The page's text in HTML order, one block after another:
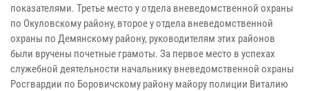
показателями. Третье место у отдела вневедомственной охраны
по Окуловскому району, второе у отдела вневедомственной
охраны по Демянскому району, руководителям этих районов
были вручены почетные грамоты. За первое место в успехах
служебной деятельности начальнику вневедомственной охраны
Росгвардии по Боровичскому району майору полиции Виталию